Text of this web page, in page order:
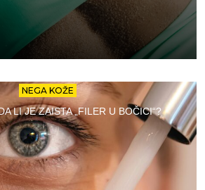
NEGA KOŽE
LI JE ZAISTA „FILER U BOČICI“?